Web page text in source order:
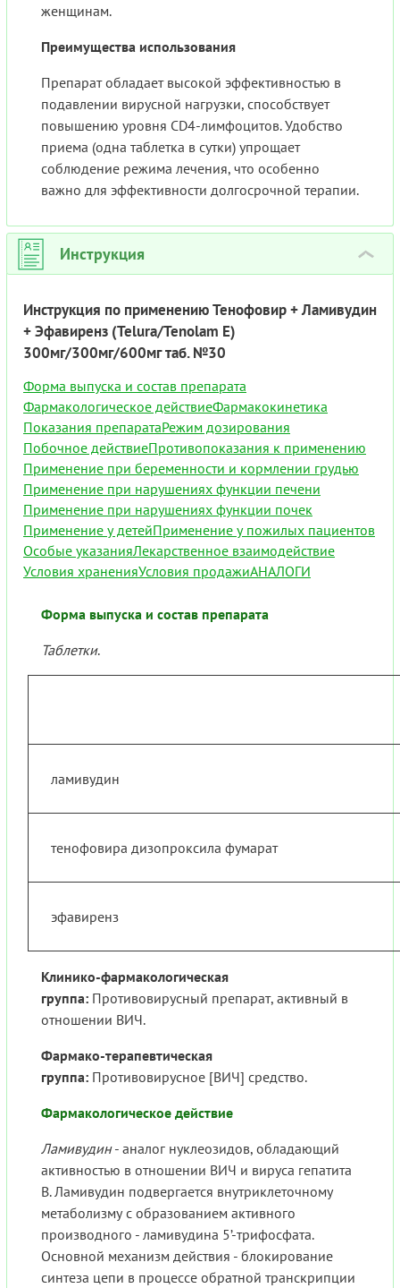
женщинам.
Преимущества использования
Препарат обладает высокой эффективностью в
подавлении вирусной нагрузки, способствует
повышению уровня CD4-лимфоцитов. Удобство
приема (одна таблетка в сутки) упрощает
соблюдение режима лечения, что особенно
важно для эффективности долгосрочной терапии.
Инструкция ›
Инструкция по применению Тенофовир + Ламивудин
+ Эфавиренз (Telura/Tenolam E)
300мг/300мг/600мг таб. №30
Форма выпуска и состав препарата
Фармакологическое действиеФармакокинетика
Показания препаратаРежим дозирования
Побочное действиеПротивопоказания к применению
Применение при беременности и кормлении грудью
Применение при нарушениях функции печени
Применение при нарушениях функции почек
Применение у детейПрименение у пожилых пациентов
Особые указанияЛекарственное взаимодействие
Условия храненияУсловия продажиАНАЛОГИ
Форма выпуска и состав препарата
Таблетки.
ламивудин
тенофовира дизопроксила фумарат
эфавиренз
Клинико-фармакологическая
группа: Противовирусный препарат, активный в
отношении ВИЧ.
Фармако-терапевтическая
группа: Противовирусное [ВИЧ] средство.
Фармакологическое действие
Ламивудин- аналог нуклеозидов, обладающий
активностью в отношении ВИЧ и вируса гепатита
В. Ламивудин подвергается внутриклеточному
метаболизму с образованием активного
производного - ламивудина 5’-трифосфата.
Основной механизм действия - блокирование
синтеза цепи в процессе обратной транскрипции